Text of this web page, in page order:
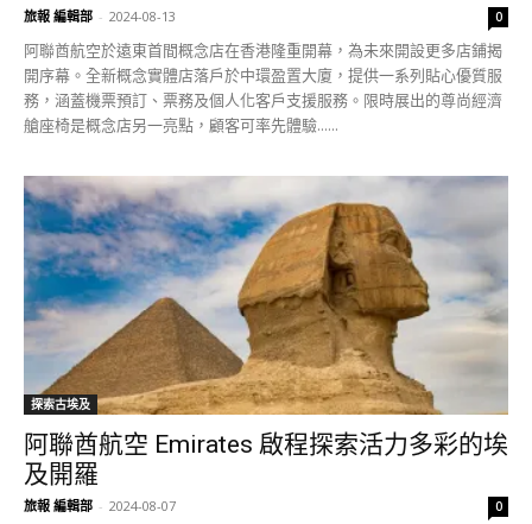
旅報 編輯部 - 2024-08-13 0
阿聯酋航空於遠東首間概念店在香港隆重開幕，為未來開設更多店鋪揭
開序幕。全新概念實體店落戶於中環盈置大廈，提供一系列貼心優質服
務，涵蓋機票預訂、票務及個人化客戶支援服務。限時展出的尊尚經濟
艙座椅是概念店另一亮點，顧客可率先體驗......
探索古埃及
阿聯酋航空 Emirates 啟程探索活力多彩的埃
及開羅
旅報 編輯部 - 2024-08-07 0